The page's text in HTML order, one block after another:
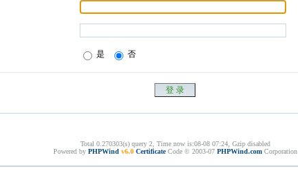
是 否
Total 0.270303(s) query 2, Time now is:08-08 07:24, Gzip disabled
Powered by PHPWind v6.0 CertificateCode © 2003-07 PHPWind.com Corporation